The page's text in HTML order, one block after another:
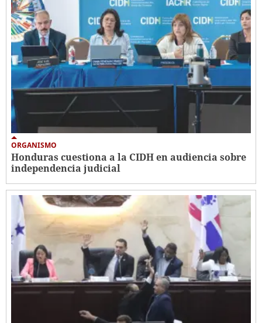
ORGANISMO
Honduras cuestiona a la CIDH en audiencia sobre
independencia judicial